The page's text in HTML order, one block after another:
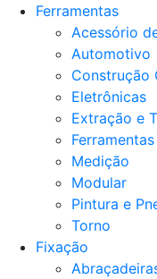
Ferramentas
Acessório
Automotivo
Construção
Eletrônicas
Extração e
Medição
Modular
Pintura e
Torno
Fixação